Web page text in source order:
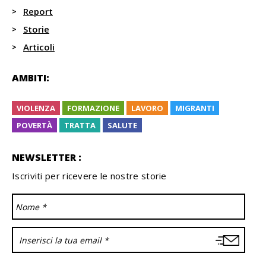
Report
Storie
Articoli
AMBITI:
VIOLENZA FORMAZIONE LAVORO
MIGRANTI
POVERTÀ
TRATTA SALUTE
NEWSLETTER :
Iscriviti per ricevere le nostre storie